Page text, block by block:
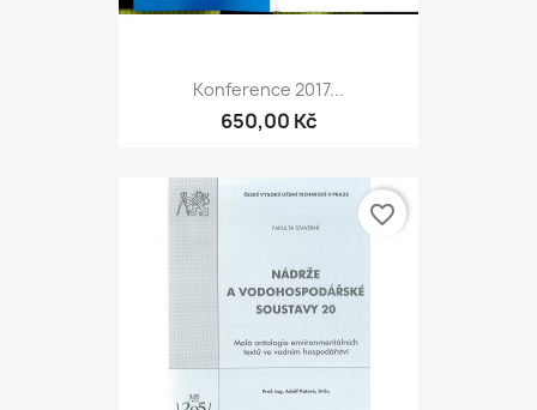
Konference 2017...
650,00 Kč
favorite_border